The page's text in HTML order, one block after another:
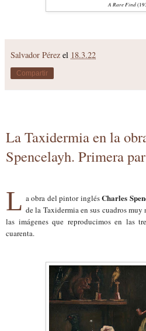
A Rare Find
Salvador Pérez el 18.3.22
Compartir
La Taxidermia en la
Spencelayh. Primera
L a obra del pintor inglésCharles
de la Taxidermia en sus cuadros muy
las imágenes que reproducimos en las
cuarenta.